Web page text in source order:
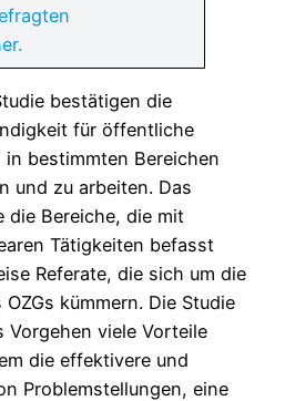
bestätigen die
für öffentliche
bestimmten Bereichen
und zu arbeiten. Das
Bereiche, die mit
Tätigkeiten befasst
Referate, die sich um die
kümmern. Die Studie
Vorgehen viele Vorteile
die effektivere und
Problemstellungen, eine